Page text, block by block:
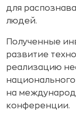
для
людей.
Полученные
развитие
реализацию
на
конференции.